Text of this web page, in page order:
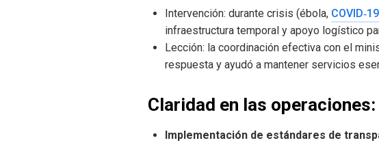
Intervención: durante crisis (ébola, COVID‑19
infraestructura temporal y apoyo logístico
Lección: la coordinación efectiva con el
respuesta y ayudó a mantener servicios
Claridad en las
Implementación de estándares de